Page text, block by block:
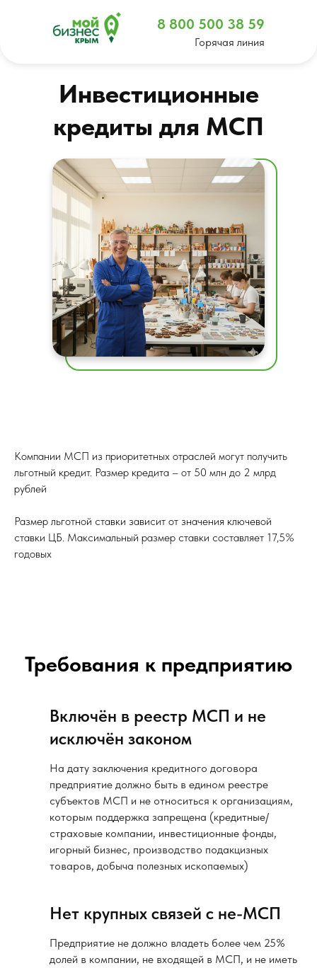
Горячая линия
8 800 500 38 59
Инвестиционные
кредиты для МСП
Компании МСП из приоритетных отраслей могут получить
льготный кредит. Размер кредита – от 50 млн до 2 млрд
рублей
Размер льготной ставки зависит от значения ключевой
ставки ЦБ. Максимальный размер ставки составляет 17,5%
годовых
Требования к предприятию
Включён в реестр МСП и не
исключён законом
На дату заключения кредитного договора
предприятие должно быть в едином реестре
субъектов МСП и не относиться к организациям,
которым поддержка запрещена (кредитные/
страховые компании, инвестиционные фонды,
игорный бизнес, производство подакцизных
товаров, добыча полезных ископаемых)
Нет крупных связей с не-МСП
Предприятие не должно владеть более чем 25%
долей в компании, не входящей в МСП, и не иметь